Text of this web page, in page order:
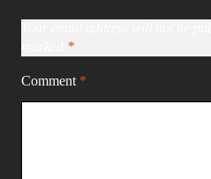
*
Comment *